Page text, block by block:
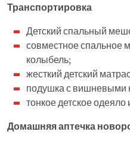
Транспортировка
Детский спальный
совместное спальное
колыбель;
жесткий детский
подушка с вишневыми
тонкое детское одеяло
Домашняя аптечка